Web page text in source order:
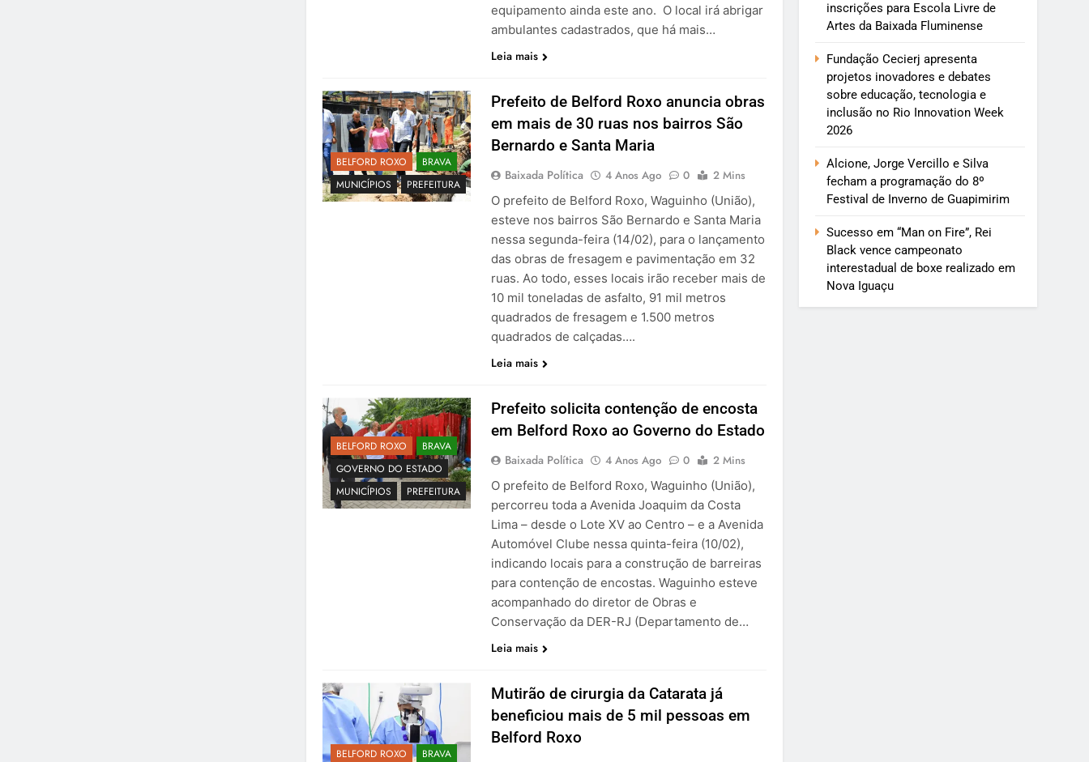
equipamento ainda este ano. O local irá abrigar
ambulantes cadastrados, que há mais…
Leia mais
BELFORD ROXO
BRAVA
MUNICÍPIOS
PREFEITURA
Prefeito de Belford Roxo anuncia obras
em mais de 30 ruas nos bairros São
Bernardo e Santa Maria
Baixada Política 4 Anos Ago 0
2 Mins
O prefeito de Belford Roxo, Waguinho (União),
esteve nos bairros São Bernardo e Santa Maria
nessa segunda-feira (14/02), para o lançamento
das obras de fresagem e pavimentação em 32
ruas. Ao todo, esses locais irão receber mais de
10 mil toneladas de asfalto, 91 mil metros
quadrados de fresagem e 1.500 metros
quadrados de calçadas….
Leia mais
BELFORD ROXO
BRAVA
GOVERNO DO ESTADO
MUNICÍPIOS
PREFEITURA
Prefeito solicita contenção de encosta
em Belford Roxo ao Governo do Estado
Baixada Política 4 Anos Ago 0
2 Mins
O prefeito de Belford Roxo, Waguinho (União),
percorreu toda a Avenida Joaquim da Costa
Lima – desde o Lote XV ao Centro – e a Avenida
Automóvel Clube nessa quinta-feira (10/02),
indicando locais para a construção de barreiras
para contenção de encostas. Waguinho esteve
acompanhado do diretor de Obras e
Conservação da DER-RJ (Departamento de…
Leia mais
BELFORD ROXO BRAVA
Mutirão de cirurgia da Catarata já
beneficiou mais de 5 mil pessoas em
Belford Roxo
inscrições para Escola Livre de
Artes da Baixada Fluminense
Fundação Cecierj apresenta
projetos inovadores e debates
sobre educação, tecnologia e
inclusão no Rio Innovation Week
2026
Alcione, Jorge Vercillo e Silva
fecham a programação do 8º
Festival de Inverno de Guapimirim
Sucesso em “Man on Fire”, Rei
Black vence campeonato
interestadual de boxe realizado em
Nova Iguaçu